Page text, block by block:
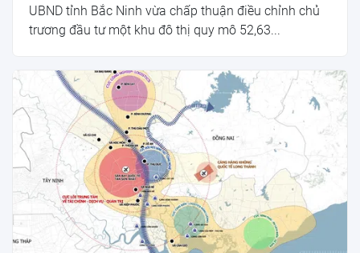
UBND tỉnh Bắc Ninh vừa chấp thuận điều chỉnh chủ
trương đầu tư một khu đô thị quy mô 52,63...